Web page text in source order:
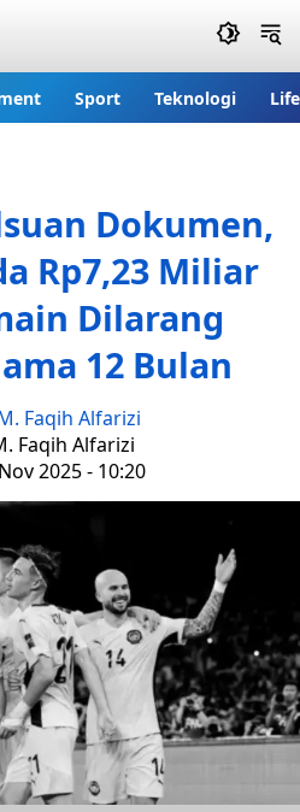
Sport Teknologi
Dokumen,
Rp7,23 Miliar
Dilarang
12 Bulan
Faqih Alfarizi
Faqih Alfarizi
2025 - 10:20